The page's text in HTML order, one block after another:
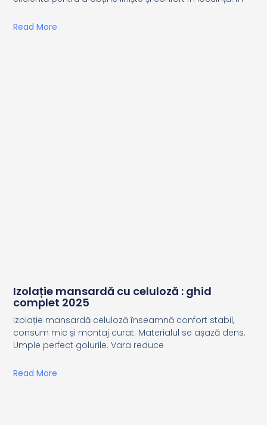
Read More
Izolație mansardă cu celuloză : ghid
complet 2025
Izolație mansardă celuloză înseamnă confort stabil,
consum mic și montaj curat. Materialul se așază dens.
Umple perfect golurile. Vara reduce
Read More